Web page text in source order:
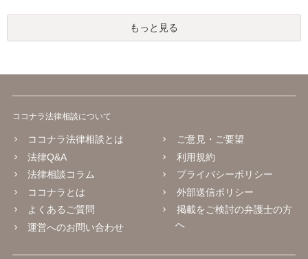
もっと見る
ココナラ法律相談について
ココナラ法律相談とは
法律Q&A
法律相談コラム
ココナラとは
よくあるご質問
運営へのお問い合わせ
ご意見・ご要望
利用規約
プライバシーポリシー
外部送信ポリシー
掲載をご検討の弁護士の方
へ